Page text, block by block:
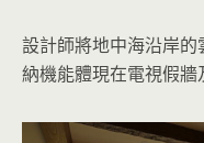
設計師將地中海沿岸
納機能體現在電視假牆